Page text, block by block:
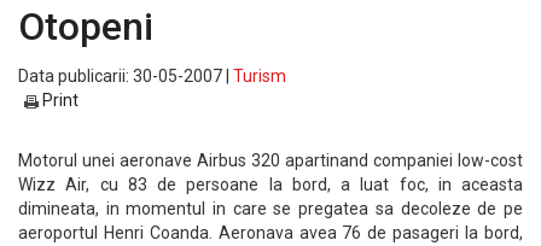
Otopeni
Data publicarii: 30-05-2007 | Turism
Print
Motorul unei aeronave Airbus 320 apartinand companiei low-cost
Wizz Air, cu 83 de persoane la bord, a luat foc, in aceasta
dimineata, in momentul in care se pregatea sa decoleze de pe
aeroportul Henri Coanda. Aeronava avea 76 de pasageri la bord,